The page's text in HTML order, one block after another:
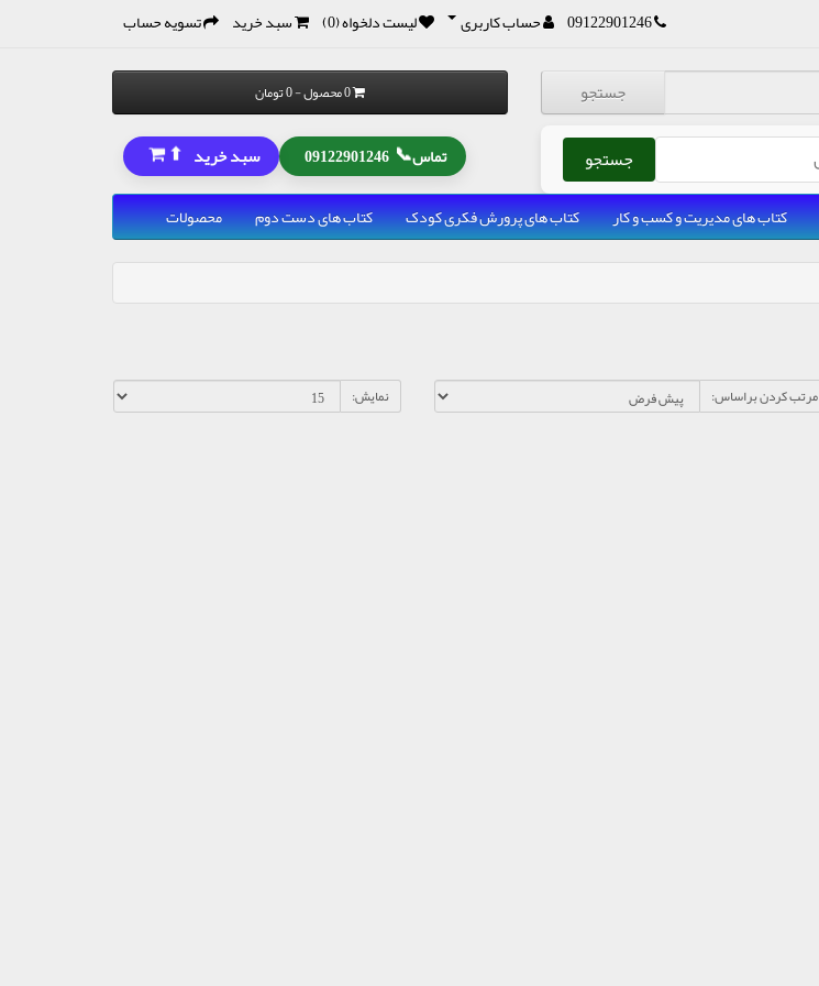
09122901246 حساب کاربری لیست دلخواه (0) سبد خرید تسویه حساب
جستجو
جستجو
0 محصول - 0 تومان
تماس📞
09122901246 سبد خرید ⬆
کتاب های مدیریت و کسب و کار کتاب های پرورش فکری کودک کتاب های دست دوم محصولات
مرتب کردن براساس: نمایش: